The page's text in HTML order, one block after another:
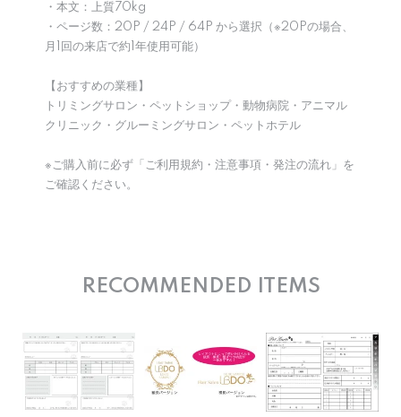
・本文：上質70kg
・ページ数：20P / 24P / 64P から選択（※20Pの場合、
月1回の来店で約1年使用可能）
【おすすめの業種】
トリミングサロン・ペットショップ・動物病院・アニマル
クリニック・グルーミングサロン・ペットホテル
※ご購入前に必ず「ご利用規約・注意事項・発注の流れ」を
ご確認ください。
RECOMMENDED ITEMS